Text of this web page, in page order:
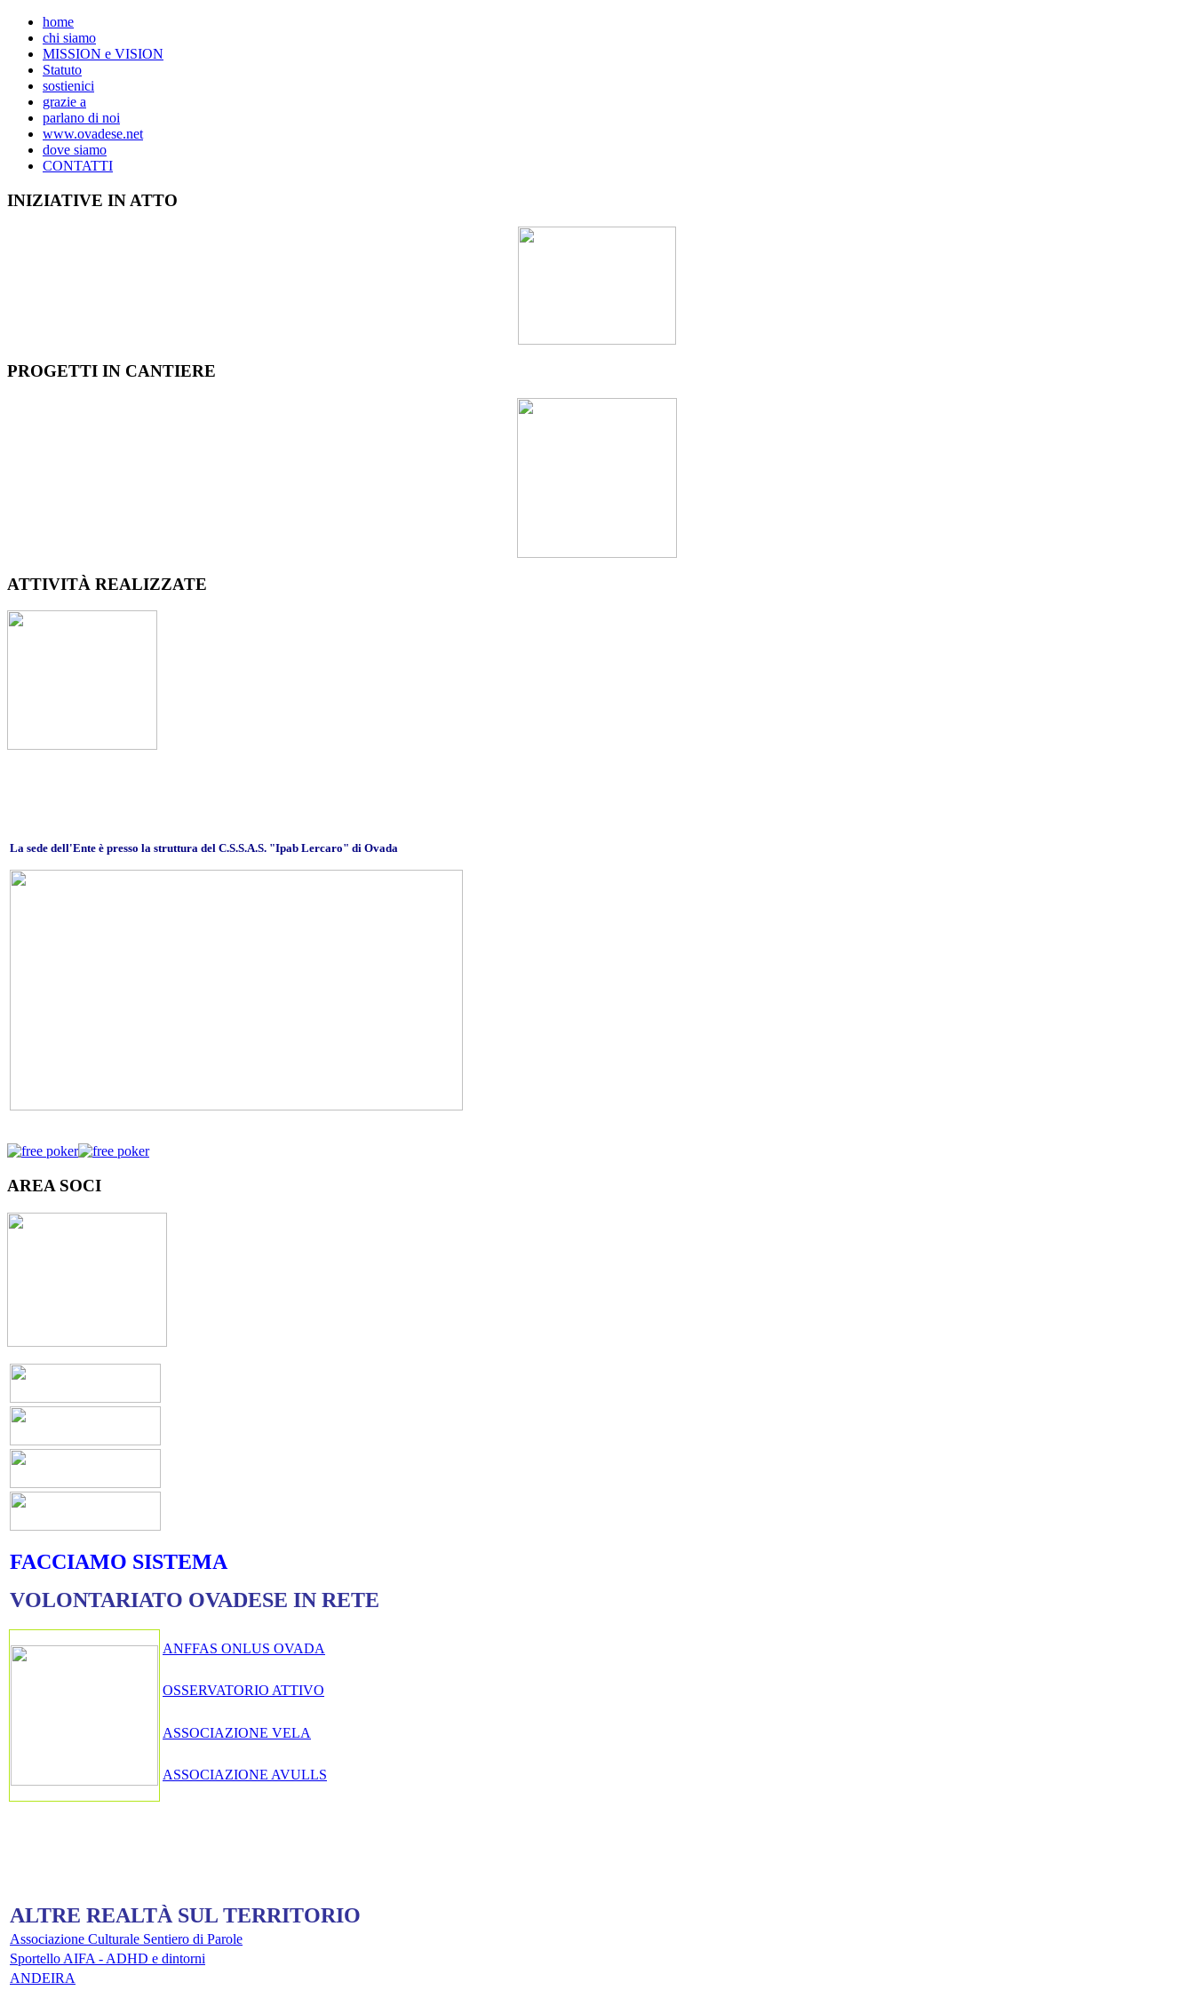
home
chi siamo
MISSION e VISION
Statuto
sostienici
grazie a
parlano di noi
www.ovadese.net
dove siamo
CONTATTI
INIZIATIVE IN ATTO
PROGETTI IN CANTIERE
ATTIVITÀ REALIZZATE
La sede dell'Ente è presso la struttura del C.S.S.A.S. "Ipab Lercaro" di Ovada
AREA SOCI
FACCIAMO SISTEMA
VOLONTARIATO OVADESE IN RETE
ANFFAS ONLUS OVADA
OSSERVATORIO ATTIVO
ASSOCIAZIONE VELA
ASSOCIAZIONE AVULLS
ALTRE REALTÀ SUL TERRITORIO
Associazione Culturale Sentiero di Parole
Sportello AIFA - ADHD e dintorni
ANDEIRA